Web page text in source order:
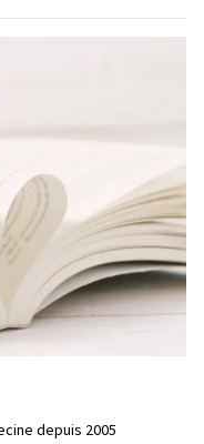
depuis 2005